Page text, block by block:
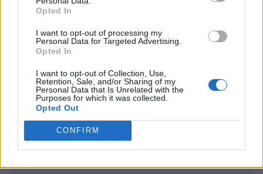
Opted In
I want to opt-out of processing my
Personal Data for Targeted Advertising.
Opted In
I want to opt-out of Collection, Use,
Retention, Sale, and/or Sharing of my
Personal Data that Is Unrelated with the
Purposes for which it was collected.
Opted Out
CONFIRM
Publicidad